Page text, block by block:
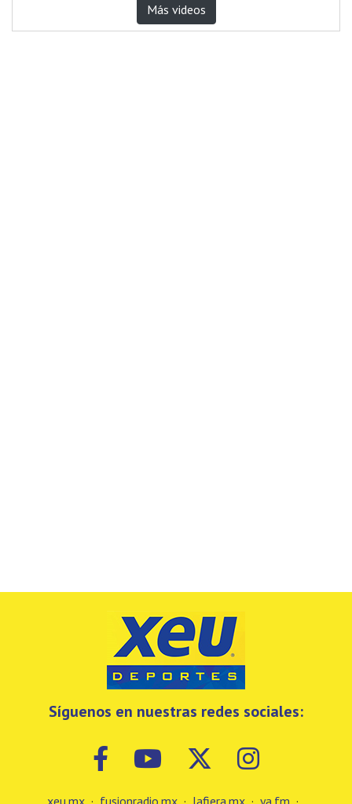
Más videos
Síguenos en nuestras redes sociales:
xeu.mx · fusionradio.mx · lafiera.mx · ya.fm ·